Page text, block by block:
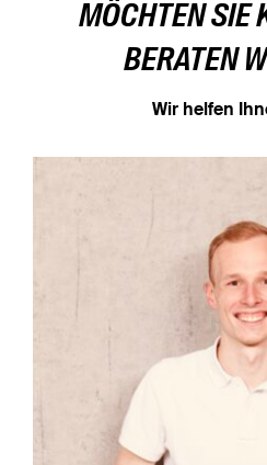
MÖCHTEN SIE
BERATEN
Wir helfen